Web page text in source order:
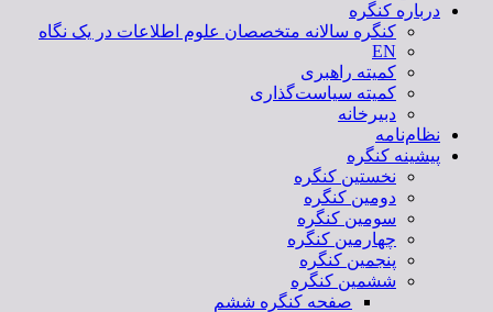
درباره کنگره
کنگره سالانه متخصصان علوم اطلاعات در یک نگاه
EN
کمیته راهبری
کمیته سیاست‌گذاری
دبیرخانه
نظام‌نامه
پیشینه کنگره
نخستین کنگره
دومین کنگره
سومین کنگره
چهارمین کنگره
پنجمین کنگره
ششمین کنگره
صفحه کنگره ششم